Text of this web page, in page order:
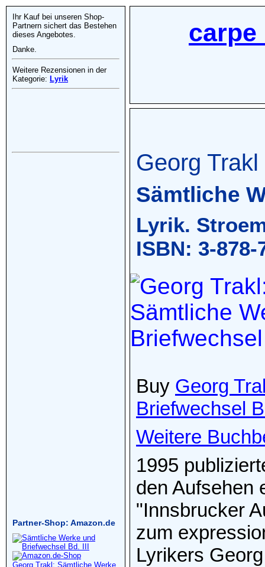
Georg Trakl
Sämtliche
Lyrik.
ISBN: 3-878-
Buy Georg
Briefwechsel
Weitere
1995
den Aufsehen
"Innsbrucker
zum
Lyrikers
Ihr Kauf bei unseren Shop-
Partnern sichert das Bestehen
dieses Angebotes.
Danke.
Weitere Rezensionen in der
Kategorie: Lyrik
Partner-Shop: Amazon.de
Georg Trakl: Sämtliche Werke